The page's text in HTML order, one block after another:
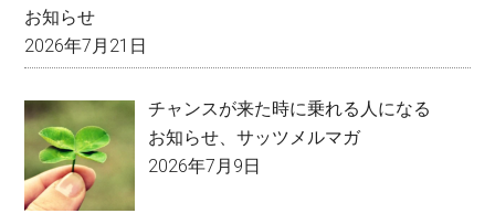
お知らせ
2026年7月21日
チャンスが来た時に乗れる人になる
お知らせ 、サッツメルマガ
2026年7月9日